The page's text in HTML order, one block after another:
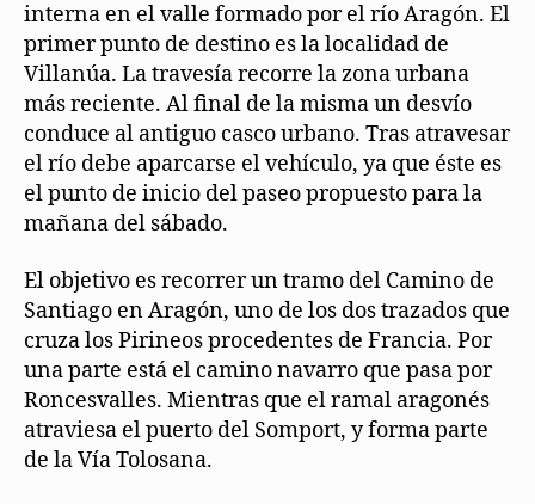
interna en el valle formado por el río Aragón. El
primer punto de destino es la localidad de
Villanúa. La travesía recorre la zona urbana
más reciente. Al final de la misma un desvío
conduce al antiguo casco urbano. Tras atravesar
el río debe aparcarse el vehículo, ya que éste es
el punto de inicio del paseo propuesto para la
mañana del sábado.
El objetivo es recorrer un tramo del Camino de
Santiago en Aragón, uno de los dos trazados que
cruza los Pirineos procedentes de Francia. Por
una parte está el camino navarro que pasa por
Roncesvalles. Mientras que el ramal aragonés
atraviesa el puerto del Somport, y forma parte
de la Vía Tolosana.